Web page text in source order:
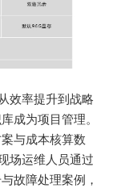
效率提升到战略
成为项目管理。
与成本核算数
场运维人员通过
故障处理案例，